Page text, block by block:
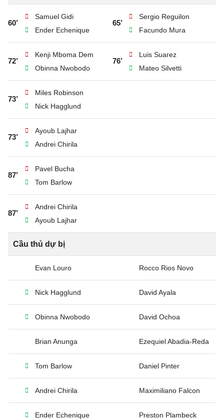
60’
Samuel Gidi
Ender Echenique
65’
Sergio Reguilon
Facundo Mura
72’
Kenji Mboma Dem
Obinna Nwobodo
76’
Luis Suarez
Mateo Silvetti
73’
Miles Robinson
Nick Hagglund
73’
Ayoub Lajhar
Andrei Chirila
87’
Pavel Bucha
Tom Barlow
87’
Andrei Chirila
Ayoub Lajhar
Cầu thủ dự bị
Evan Louro Rocco Rios Novo
Nick Hagglund David Ayala
Obinna Nwobodo David Ochoa
Brian Anunga Ezequiel Abadia-Reda
Tom Barlow Daniel Pinter
Andrei Chirila Maximiliano Falcon
Ender Echenique Preston Plambeck